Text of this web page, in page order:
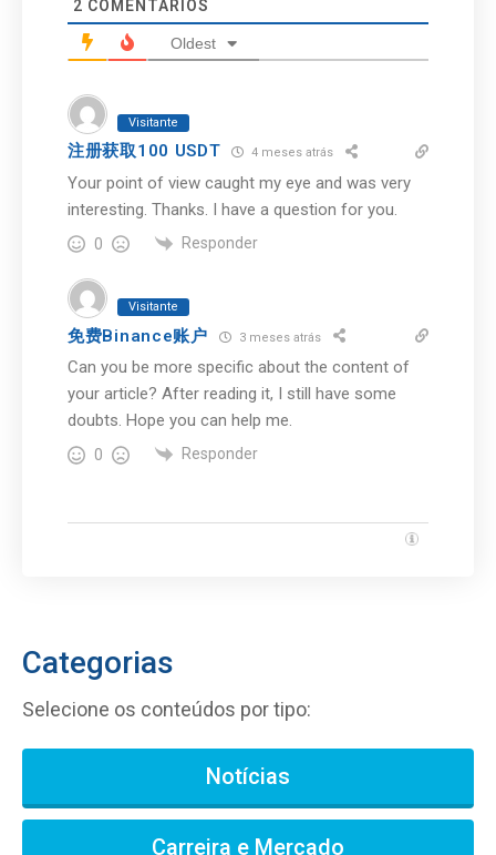
2 COMENTÁRIOS
Oldest
Visitante
注册获取100 USDT 4 meses atrás
Your point of view caught my eye and was very
interesting. Thanks. I have a question for you.
0 Responder
Visitante
免费Binance账户 3 meses atrás
Can you be more specific about the content of
your article? After reading it, I still have some
doubts. Hope you can help me.
0 Responder
Categorias
Selecione os conteúdos por tipo:
Notícias
Carreira e Mercado